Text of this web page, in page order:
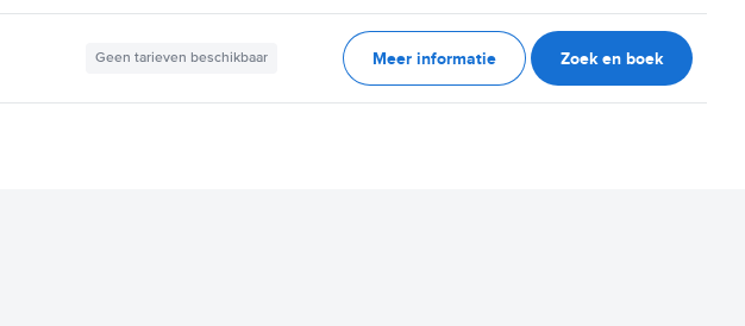
Geen tarieven beschikbaar Meer informatie Zoek en boek